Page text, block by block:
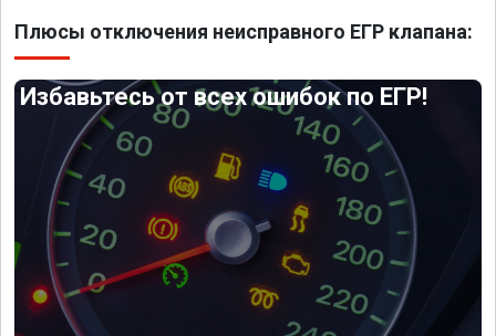
Плюсы отключения неисправного ЕГР клапана:
Избавьтесь от всех ошибок по ЕГР!